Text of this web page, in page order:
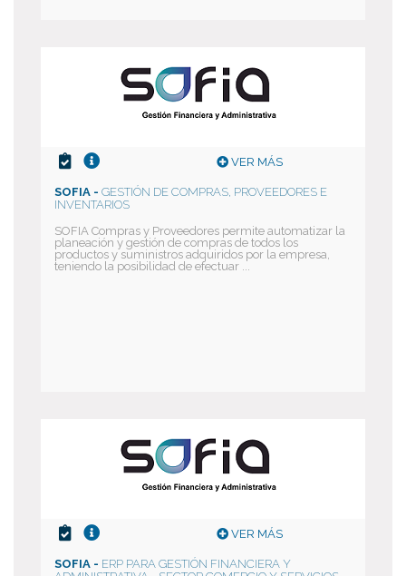
VER MÁS
SOFIA - GESTIÓN DE COMPRAS, PROVEEDORES E
INVENTARIOS
SOFIA Compras y Proveedores permite automatizar la
planeación y gestión de compras de todos los
productos y suministros adquiridos por la empresa,
teniendo la posibilidad de efectuar ...
VER MÁS
SOFIA - ERP PARA GESTIÓN FINANCIERA Y